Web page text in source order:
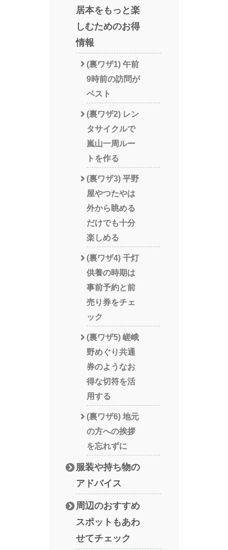
居本をもっと楽
しむためのお得
情報
(裏ワザ1) 午前
9時前の訪問が
ベスト
(裏ワザ2) レン
タサイクルで
嵐山一周ルー
トを作る
(裏ワザ3) 平野
屋やつたやは
外から眺める
だけでも十分
楽しめる
(裏ワザ4) 千灯
供養の時期は
事前予約と前
売り券をチェ
ック
(裏ワザ5) 嵯峨
野めぐり共通
券のようなお
得な切符を活
用する
(裏ワザ6) 地元
の方への挨拶
を忘れずに
服装や持ち物の
アドバイス
周辺のおすすめ
スポットもあわ
せてチェック